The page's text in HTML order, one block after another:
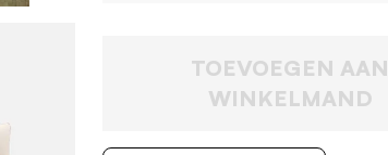
TOEVOEGEN AAN
WINKELMAND